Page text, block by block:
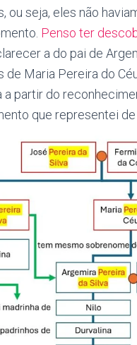
ou seja, eles não
Penso ter
a do pai de
Maria Pereira do
partir do
que representei